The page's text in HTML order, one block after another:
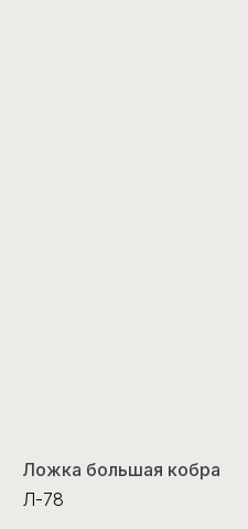
Ложка большая кобра
Л-78